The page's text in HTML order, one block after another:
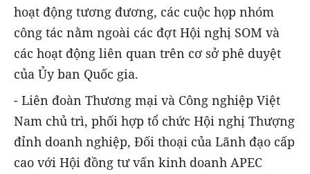
hoạt động tương đương, các cuộc họp nhóm
công tác nằm ngoài các đợt Hội nghị SOM và
các hoạt động liên quan trên cơ sở phê duyệt
của Ủy ban Quốc gia.
- Liên đoàn Thương mại và Công nghiệp Việt
Nam chủ trì, phối hợp tổ chức Hội nghị Thượng
đỉnh doanh nghiệp, Đối thoại của Lãnh đạo cấp
cao với Hội đồng tư vấn kinh doanh APEC